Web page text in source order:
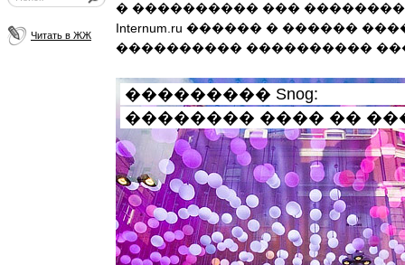
Читать в ЖЖ
� ���������� ���
Internum.ru ������ � ������
���������� ����������
��������� Snog:
�������� ���� ��